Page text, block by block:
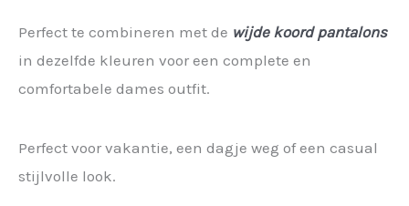
Perfect te combineren met de wijde koord pantalons
in dezelfde kleuren voor een complete en
comfortabele dames outfit.
Perfect voor vakantie, een dagje weg of een casual
stijlvolle look.